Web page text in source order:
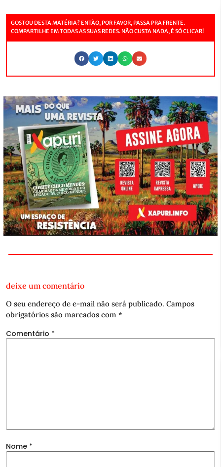
GOSTOU DESTA MATÉRIA? ENTÃO, POR FAVOR, PASSA PRA FRENTE.
COMPARTILHE EM TODAS AS SUAS REDES. NÃO CUSTA NADA, É SÓ CLICAR!
deixe um comentário
O seu endereço de e-mail não será publicado. Campos
obrigatórios são marcados com *
Comentário *
Nome *